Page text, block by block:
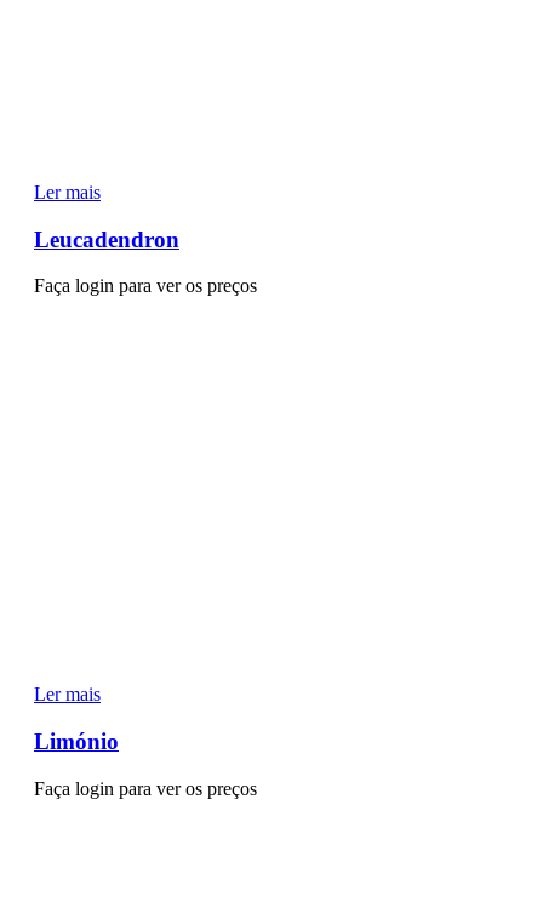
Ler mais
Leucadendron
Faça login para ver os preços
Ler mais
Limónio
Faça login para ver os preços